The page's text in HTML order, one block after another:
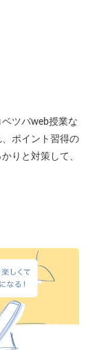
ツバweb授業な
ポイント習得の
りと対策して、